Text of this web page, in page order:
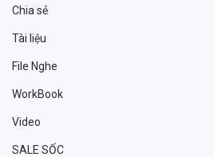
Chia sẻ
Tài liệu
File Nghe
WorkBook
Video
SALE SỐC